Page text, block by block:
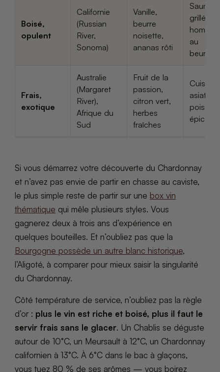
Boisé,
opulent
Californie
(Russian
River,
Sonoma)
Vanille,
beurre
noisette,
ananas rôti
Saumon
grillé,
homard
au
beurre
Frais,
exotique
Australie
(Margaret
River),
Afrique du
Sud
Fruit de la
passion,
citron vert,
herbes
fraîches
Cuisine
poisson
épicé
Si vous démarrez votre découverte du Chardonnay
et n’avez pas envie de partir en chasse au caviste,
le plus simple reste de partir sur une box vin
thématique qui mêle plusieurs styles. Vous
gagnerez deux à trois ans d’expérience en
quelques bouteilles. Et n’oubliez pas que la
Bourgogne possède un autre blanc historique,
l’Aligoté, à comparer pour mieux saisir la singularité
du Chardonnay.
Côté température de service, n’oubliez pas la règle
d’or : plus le vin est riche et boisé, plus il faut le
servir frais sans le glacer. Un Chablis se déguste
autour de 10°C, un Meursault à 12°C, un Chardonnay
californien à 13°C. À 6°C dans le bac à glaçons,
vous tuez 80 % de ses arômes — vous boirez